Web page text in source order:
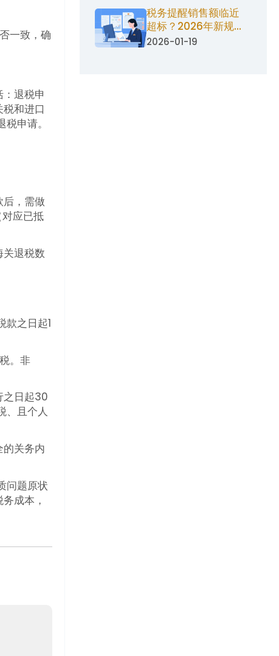
一致，确
退税申
和进口
申请。
，需做
应已抵
退税数
款之日起1
。非
之日起30
、且个人
关务内
问题原状
成本，
税务提醒销售额临近
超标？2026年新规
下的小规模纳税人应
2026-01-19